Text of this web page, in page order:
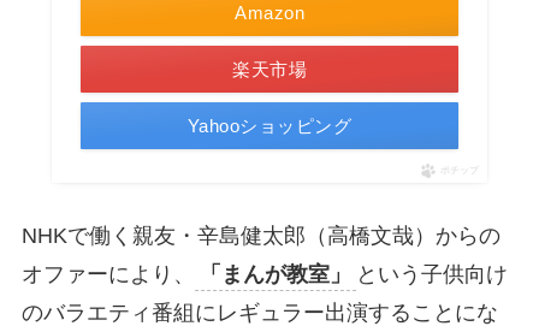
Amazon
楽天市場
Yahooショッピング
ポチップ
NHKで働く親友・辛島健太郎（高橋文哉）からの
オファーにより、
「まんが教室」
という子供向け
のバラエティ番組にレギュラー出演することにな